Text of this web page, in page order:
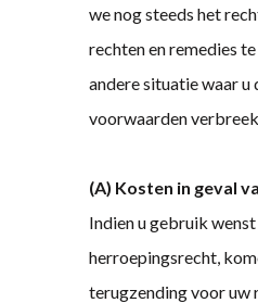
we nog steeds het
rechten en remedies
andere situatie waar u
voorwaarden
(A) Kosten in geval
Indien u gebruik
herroepingsrecht,
terugzending voor uw